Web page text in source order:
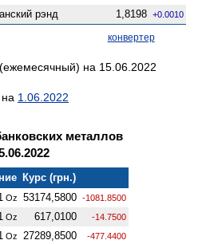
рэнд 1,8198 +0.0010
конвертер
на 15.06.2022
1.06.2022
металлов
Курс (грн.)
Oz 53174,5800 -1081.8500
Oz 617,0100 -14.7500
Oz 27289,8500 -477.4400